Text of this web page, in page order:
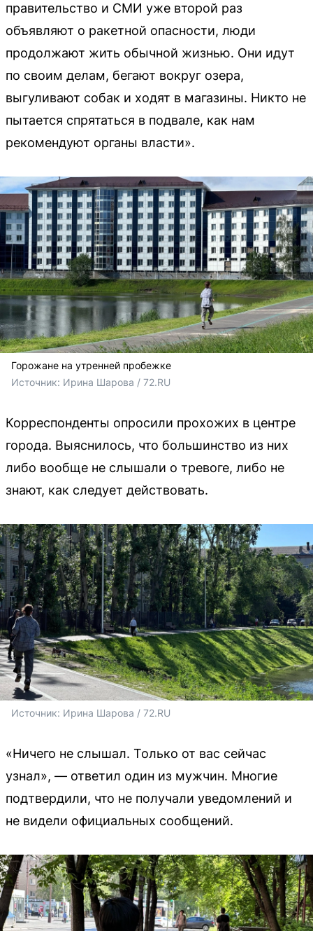
правительство и СМИ уже второй раз
объявляют о ракетной опасности, люди
продолжают жить обычной жизнью. Они идут
по своим делам, бегают вокруг озера,
выгуливают собак и ходят в магазины. Никто не
пытается спрятаться в подвале, как нам
рекомендуют органы власти».
Горожане на утренней пробежке
Источник: Ирина Шарова / 72.RU
Корреспонденты опросили прохожих в центре
города. Выяснилось, что большинство из них
либо вообще не слышали о тревоге, либо не
знают, как следует действовать.
Источник: Ирина Шарова / 72.RU
«Ничего не слышал. Только от вас сейчас
узнал», — ответил один из мужчин. Многие
подтвердили, что не получали уведомлений и
не видели официальных сообщений.